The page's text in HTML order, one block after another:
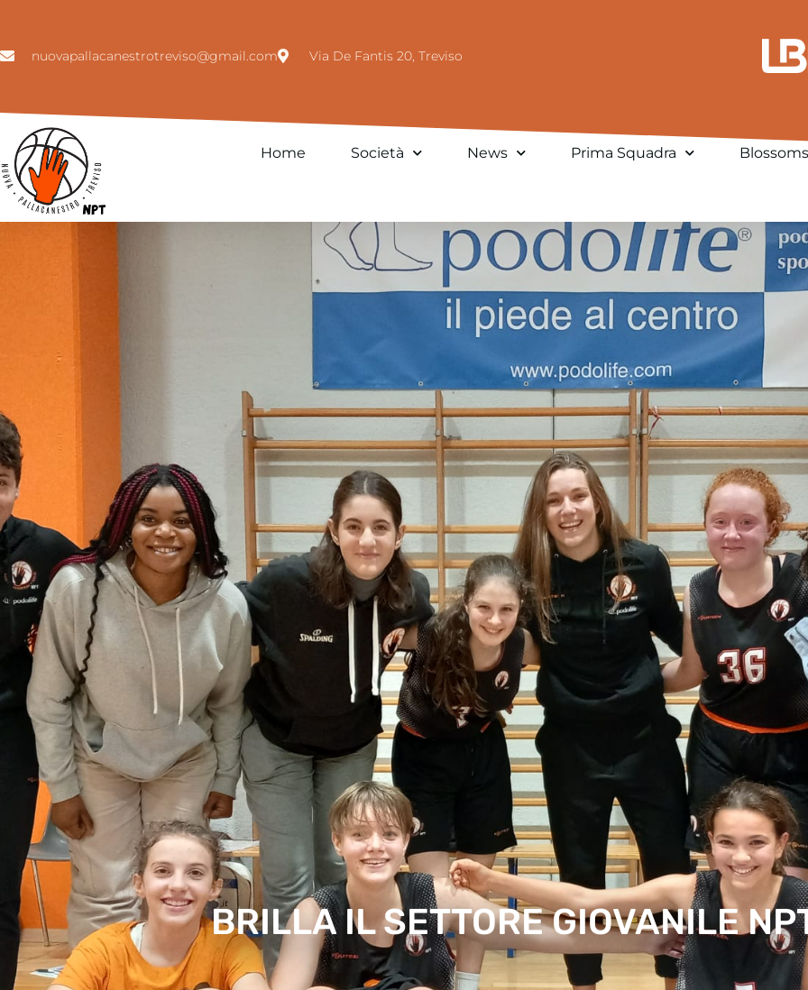
nuovapallacanestrotreviso@gmail.com Via De Fantis 20, Treviso
Home Società News Prima Squadra Blossoms
BRILLA IL SETTORE GIOVANILE